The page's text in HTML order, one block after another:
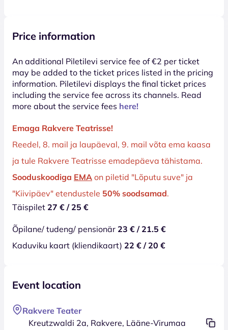
Price information
An additional Piletilevi service fee of €2 per ticket
may be added to the ticket prices listed in the pricing
information. Piletilevi displays the final ticket prices
including the service fee across its channels. Read
more about the service fees here!
Emaga Rakvere Teatrisse!
Reedel, 8. mail ja laupäeval, 9. mail võta ema kaasa
ja tule Rakvere Teatrisse emadepäeva tähistama.
Sooduskoodiga EMA on piletid "Lõputu suve" ja
"Kiivipäev" etendustele 50% soodsamad.
Täispilet 27 € / 25 €
Õpilane/ tudeng/ pensionär 23 € / 21.5 €
Kaduviku kaart (kliendikaart) 22 € / 20 €
Event location
Rakvere Teater
Kreutzwaldi 2a, Rakvere, Lääne-Virumaa